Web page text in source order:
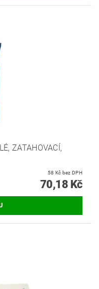
ZATAHOVACÍ,
58 Kč bez DPH
70,18 Kč